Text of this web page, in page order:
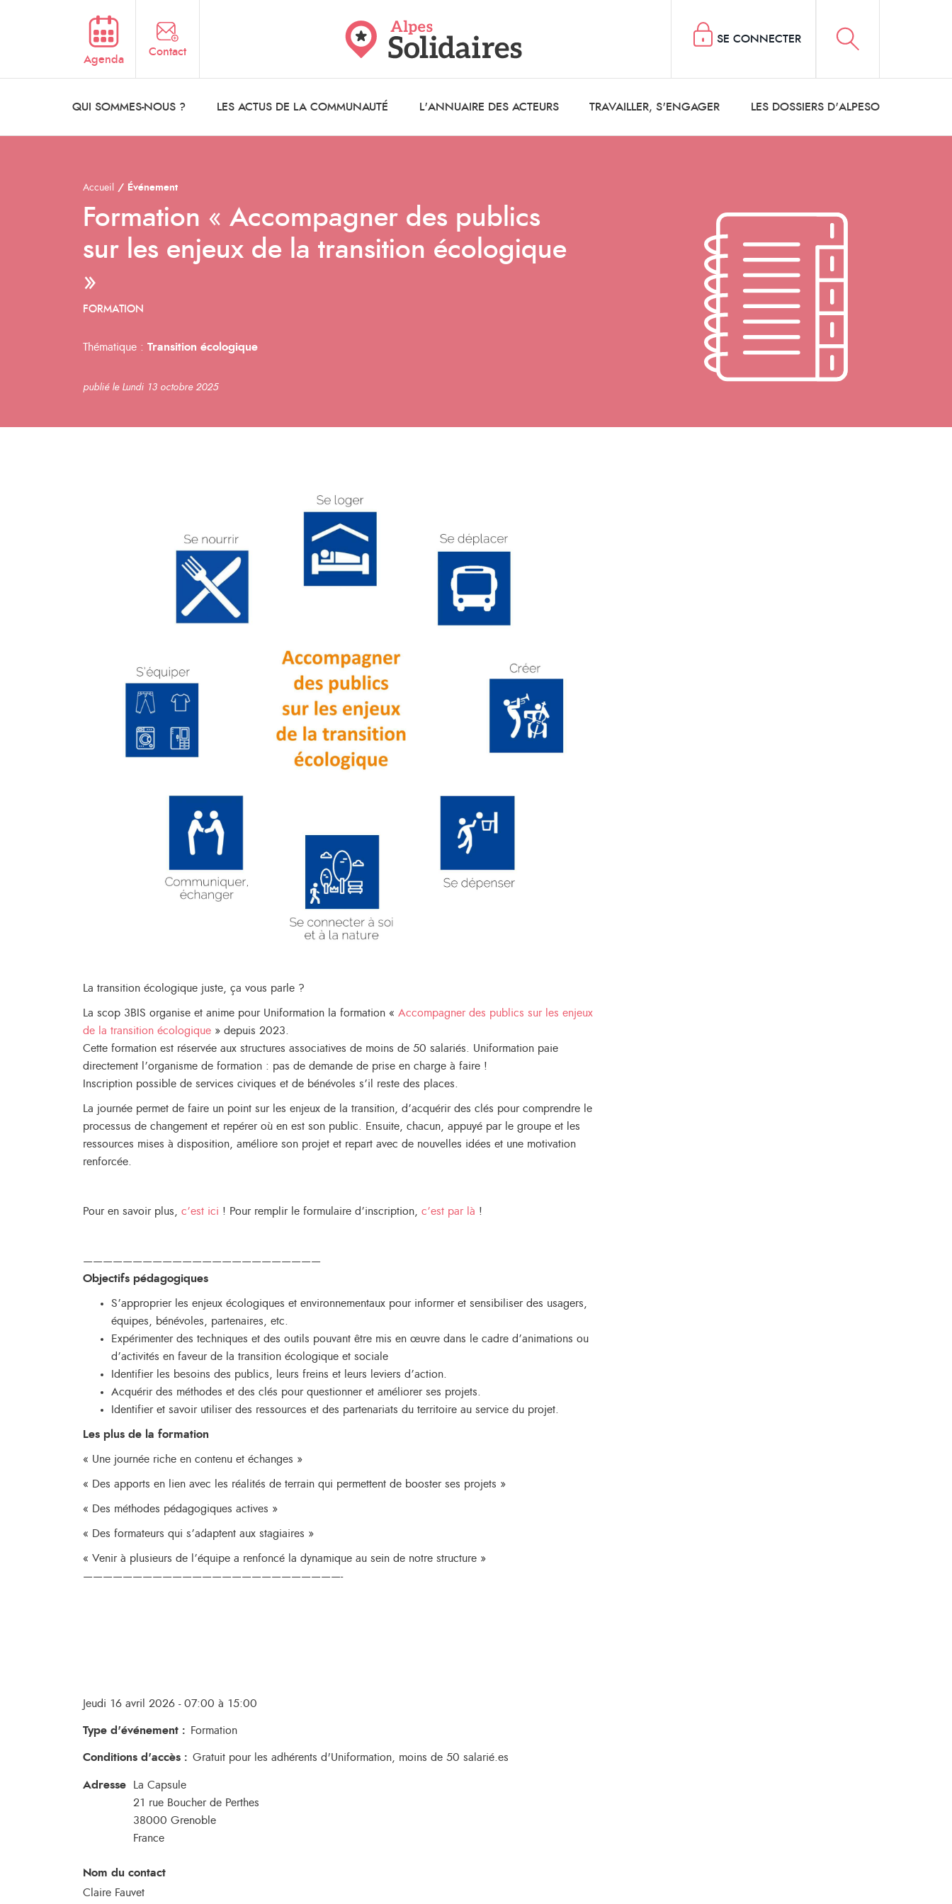
Agenda
Contact
QUI SOMMES-NOUS ? LES ACTUS DE LA COMMUNAUTÉ L'ANNUAIRE DES ACTEURS TRAVAILLER, S'ENGAGER LES DOSSIERS D'ALPESO
SE CONNECTER
Accueil Événement
Formation « Accompagner des publics
sur les enjeux de la transition écologique
»
FORMATION
Thématique : Transition écologique
publié le Lundi 13 octobre 2025
La transition écologique juste, ça vous parle ?
La scop 3BIS organise et anime pour Uniformation la formation « Accompagner des publics sur les enjeux
de la transition écologique » depuis 2023.
Cette formation est réservée aux structures associatives de moins de 50 salariés. Uniformation paie
directement l’organisme de formation : pas de demande de prise en charge à faire !
Inscription possible de services civiques et de bénévoles s’il reste des places.
La journée permet de faire un point sur les enjeux de la transition, d’acquérir des clés pour comprendre le
processus de changement et repérer où en est son public. Ensuite, chacun, appuyé par le groupe et les
ressources mises à disposition, améliore son projet et repart avec de nouvelles idées et une motivation
renforcée.
Pour en savoir plus, c’est ici ! Pour remplir le formulaire d’inscription, c’est par là !
————————————————————————
Objectifs pédagogiques
S’approprier les enjeux écologiques et environnementaux pour informer et sensibiliser des usagers,
équipes, bénévoles, partenaires, etc.
Expérimenter des techniques et des outils pouvant être mis en œuvre dans le cadre d’animations ou
d’activités en faveur de la transition écologique et sociale
Identifier les besoins des publics, leurs freins et leurs leviers d’action.
Acquérir des méthodes et des clés pour questionner et améliorer ses projets.
Identifier et savoir utiliser des ressources et des partenariats du territoire au service du projet.
Les plus de la formation
« Une journée riche en contenu et échanges »
« Des apports en lien avec les réalités de terrain qui permettent de booster ses projets »
« Des méthodes pédagogiques actives »
« Des formateurs qui s’adaptent aux stagiaires »
« Venir à plusieurs de l’équipe a renfoncé la dynamique au sein de notre structure »
——————————————————————————-
Jeudi 16 avril 2026 - 07:00 à 15:00
Type d'événement : Formation
Conditions d'accès : Gratuit pour les adhérents d'Uniformation, moins de 50 salarié.es
Adresse
La Capsule
21 rue Boucher de Perthes
38000 Grenoble
France
Nom du contact
Claire Fauvet